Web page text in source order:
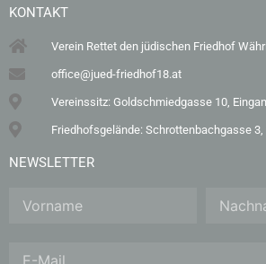
KONTAKT
Verein Rettet den jüdischen Friedhof
office@jued-friedhof18.at
Vereinssitz: Goldschmiedgasse 10,
Friedhofsgelände: Schrottenbachgasse 3,
NEWSLETTER